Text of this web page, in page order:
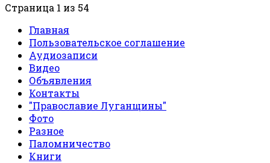
Страница 1 из 54
Главная
Пользовательское соглашение
Аудиозаписи
Видео
Объявления
Контакты
"Православие Луганщины"
Фото
Разное
Паломничество
Книги